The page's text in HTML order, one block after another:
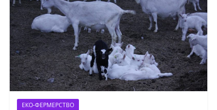
ЕКО-ФЕРМЕРСТВО